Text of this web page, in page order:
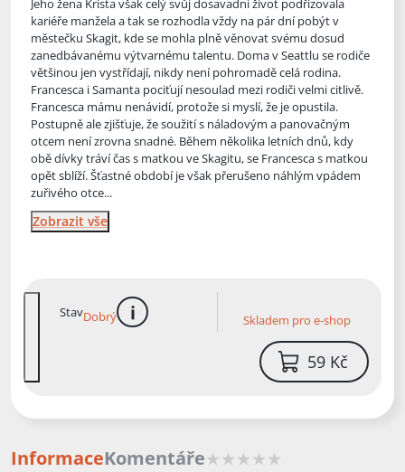
Jeho žena Krista však celý svůj dosavadní život podřizovala
kariéře manžela a tak se rozhodla vždy na pár dní pobýt v
městečku Skagit, kde se mohla plně věnovat svému dosud
zanedbávanému výtvarnému talentu. Doma v Seattlu se rodiče
většinou jen vystřídají, nikdy není pohromadě celá rodina.
Francesca i Samanta pociťují nesoulad mezi rodiči velmi citlivě.
Francesca mámu nenávidí, protože si myslí, že je opustila.
Postupně ale zjišťuje, že soužití s náladovým a panovačným
otcem není zrovna snadné. Během několika letních dnů, kdy
obě dívky tráví čas s matkou ve Skagitu, se Francesca s matkou
opět sblíží. Šťastné období je však přerušeno náhlým vpádem
zuřivého otce...
Zobrazit vše
StavDobrý více informací Skladem pro e-shop
59 Kč
InformaceKomentáře